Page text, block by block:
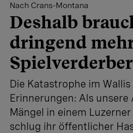
Nach Crans-Montana
Deshalb
dringend
Spielverderber
Die Katastrophe im
Erinnerungen: Als unsere
Mängel in einem
schlug ihr öffentlicher